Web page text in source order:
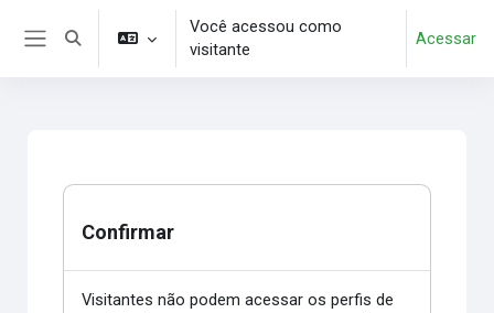
Ir para o conteúdo principal
Alternar entrada de pesquisa
Você acessou como
visitante
Acessar
Confirmar
Visitantes não podem acessar os perfis de